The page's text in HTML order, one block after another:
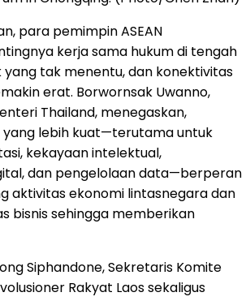
para pemimpin ASEAN
kerja sama hukum di tengah
yang tak menentu, dan konektivitas
erat. Borwornsak Uwanno,
Thailand, menegaskan,
yang lebih kuat—terutama untuk
kekayaan intelektual,
dan pengelolaan data—berperan
aktivitas ekonomi lintasnegara dan
bisnis sehingga memberikan
Siphandone, Sekretaris Komite
Rakyat Laos sekaligus